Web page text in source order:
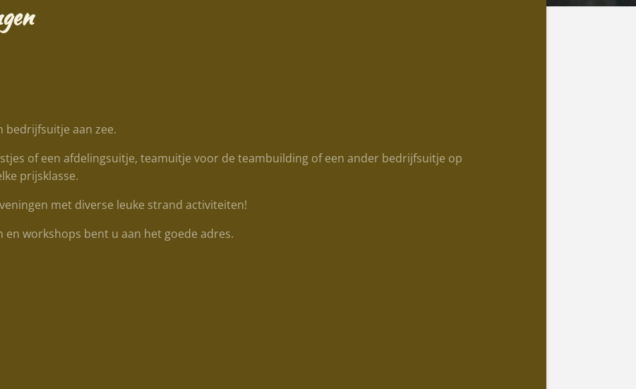
bedrijfsuitje aan zee.
of een afdelingsuitje, teamuitje voor de teambuilding of een ander bedrijfsuitje op
prijsklasse.
met diverse leuke strand activiteiten!
workshops bent u aan het goede adres.